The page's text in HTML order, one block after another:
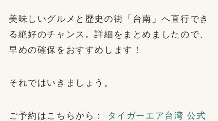
美味しいグルメと歴史の街「台南」へ直行でき
る絶好のチャンス。詳細をまとめましたので、
早めの確保をおすすめします！
それではいきましょう。
ご予約はこちらから：
タイガーエア台湾 公式